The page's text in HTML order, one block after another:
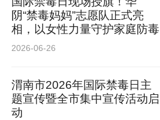
阴“禁毒妈妈”志愿队正式亮
相，以女性力量守护家庭防毒
2026-06-26
渭南市2026年国际禁毒日主
题宣传暨全市集中宣传活动启
动